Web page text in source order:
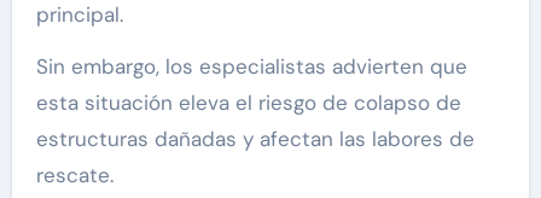
principal.
Sin embargo, los especialistas advierten que
esta situación eleva el riesgo de colapso de
estructuras dañadas y afectan las labores de
rescate.